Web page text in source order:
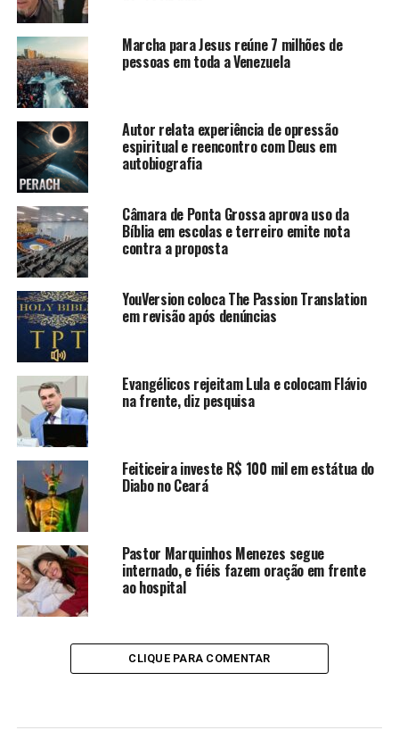
Marcha para Jesus reúne 7 milhões de
pessoas em toda a Venezuela
Autor relata experiência de opressão
espiritual e reencontro com Deus em
autobiografia
Câmara de Ponta Grossa aprova uso da
Bíblia em escolas e terreiro emite nota
contra a proposta
YouVersion coloca The Passion Translation
em revisão após denúncias
Evangélicos rejeitam Lula e colocam Flávio
na frente, diz pesquisa
Feiticeira investe R$ 100 mil em estátua do
Diabo no Ceará
Pastor Marquinhos Menezes segue
internado, e fiéis fazem oração em frente
ao hospital
CLIQUE PARA COMENTAR